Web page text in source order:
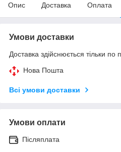
Опис Доставка Оплата
Умови доставки
Доставка здійснюється тільки по
Нова Пошта
Всі умови доставки
Умови оплати
Післяплата